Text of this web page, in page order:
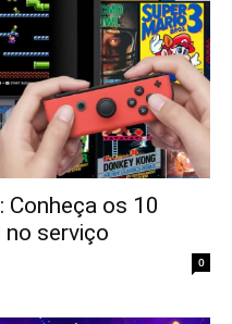
Conheça os 10
serviço
0